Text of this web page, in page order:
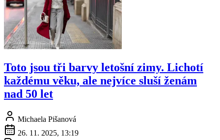
Toto jsou tři barvy letošní zimy. Lichotí
každému věku, ale nejvíce sluší ženám
nad 50 let
Michaela Pišanová
26. 11. 2025, 13:19